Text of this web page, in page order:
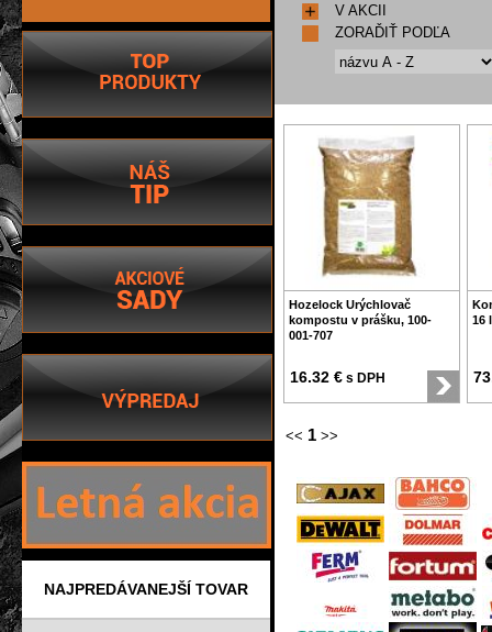
NAJPREDÁVANEJŠÍ TOVAR
V AKCII
ZORAĎIŤ PODĽA
Hozelock Urýchlovač
kompostu v prášku, 100-
001-707
16.32 € s DPH
16
<< 1 >>